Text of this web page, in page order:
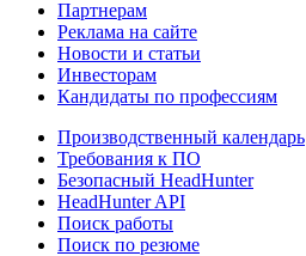
Партнерам
Реклама на сайте
Новости и статьи
Инвесторам
Кандидаты по профессиям
Производственный календарь
Требования к ПО
Безопасный HeadHunter
HeadHunter API
Поиск работы
Поиск по резюме